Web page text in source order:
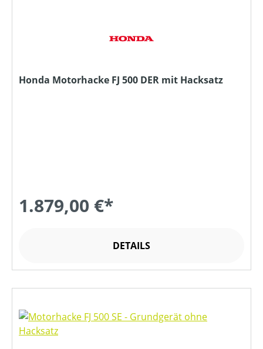
Honda Motorhacke FJ 500 DER mit Hacksatz
1.879,00 €*
DETAILS